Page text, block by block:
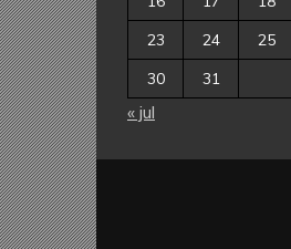
23
24 25
30
31
« jul